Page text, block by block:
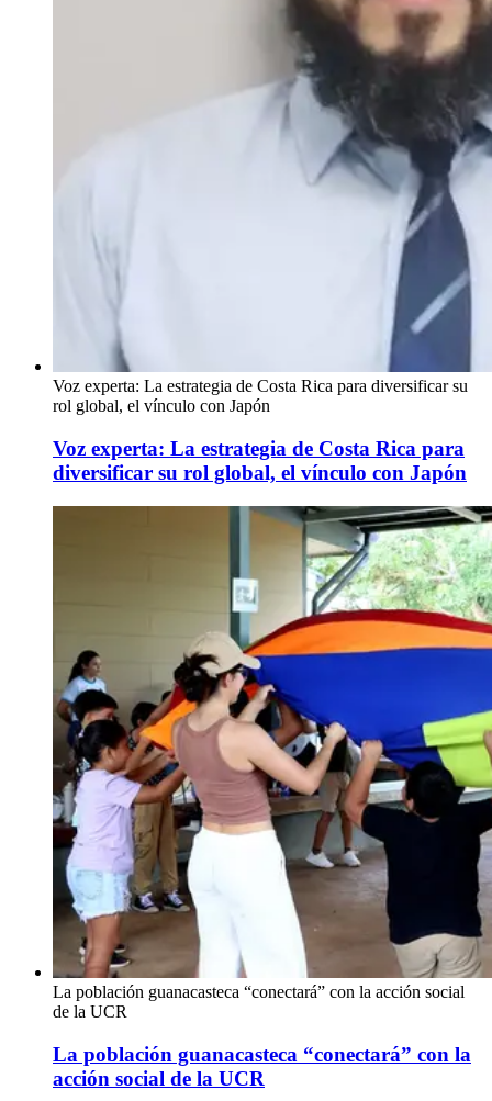
Voz experta: La estrategia de Costa Rica para diversificar su
rol global, el vínculo con Japón
Voz experta: La estrategia de Costa Rica para
diversificar su rol global, el vínculo con Japón
La población guanacasteca “conectará” con la acción social
de la UCR
La población guanacasteca “conectará” con la
acción social de la UCR